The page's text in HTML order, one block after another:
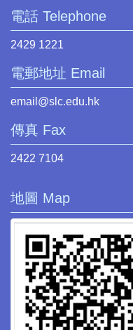
電話 Telephone
2429 1221
電郵地址 Email
email@slc.edu.hk
傳真 Fax
2422 7104
地圖 Map